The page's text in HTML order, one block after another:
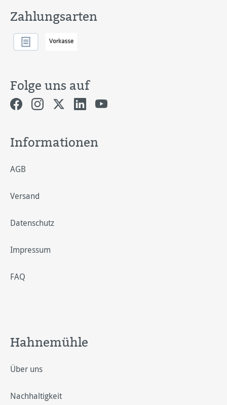
Zahlungsarten
Folge uns auf
Informationen
AGB
Versand
Datenschutz
Impressum
FAQ
Hahnemühle
Über uns
Nachhaltigkeit